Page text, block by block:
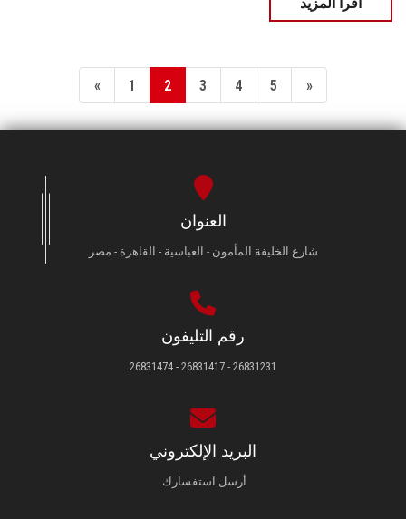
« 1 2 3 4 5 »
العنوان
شارع الخليفة المأمون - العباسية - القاهرة - مصر
رقم التليفون
26831231 - 26831417 - 26831474
البريد الإلكتروني
أرسل استفسارك.